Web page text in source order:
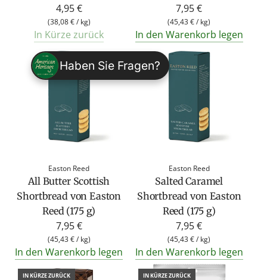
Haben Sie Fragen?
4,95 €
(38,08 €/ kg)
In Kürze zurück
7,95 €
(45,43 €/ kg)
In den Warenkorb legen
Easton Reed
All Butter Scottish
Shortbread von Easton
Reed (175 g)
7,95 €
(45,43 €/ kg)
In den Warenkorb legen
Easton Reed
Salted Caramel
Shortbread von Easton
Reed (175 g)
7,95 €
(45,43 €/ kg)
In den Warenkorb legen
IN KÜRZE ZURÜCK IN KÜRZE ZURÜCK